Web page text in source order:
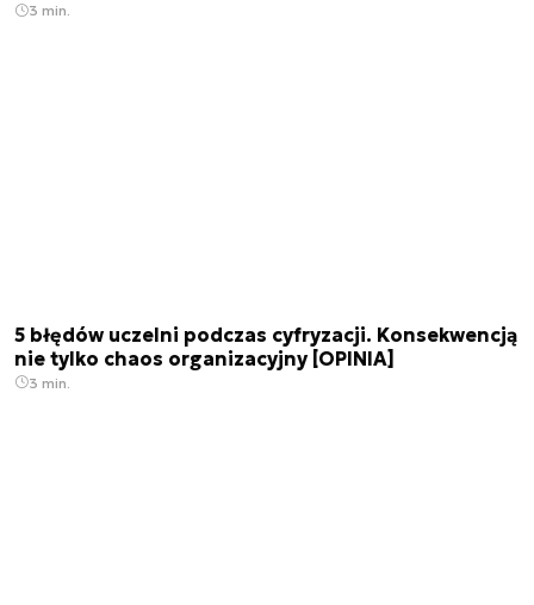
3 min.
5 błędów uczelni podczas cyfryzacji. Konsekwencją
nie tylko chaos organizacyjny [OPINIA]
3 min.